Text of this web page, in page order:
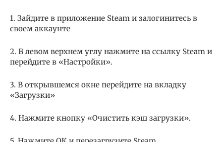
1. Зайдите в приложение Steam и залогинитесь в
своем аккаунте
2. В левом верхнем углу нажмите на ссылку Steam и
перейдите в «Настройки».
3. В открывшемся окне перейдите на вкладку
«Загрузки»
4. Нажмите кнопку «Очистить кэш загрузки».